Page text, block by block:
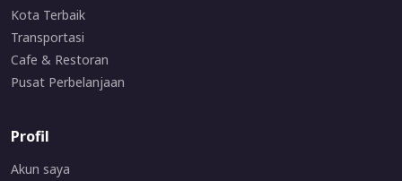
Kota Terbaik
Transportasi
Cafe & Restoran
Pusat Perbelanjaan
Profil
Akun saya